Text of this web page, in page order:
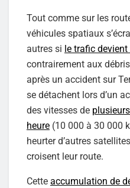
Tout comme sur les
véhicules spatiaux
autres si le trafic
contrairement aux
après un accident sur
se détachent lors d’un
des vitesses de
heure (10 000 à 30 000
heurter d’autres
croisent leur route.
Cette accumulation de